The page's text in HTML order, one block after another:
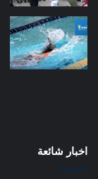
اخبار شائعة